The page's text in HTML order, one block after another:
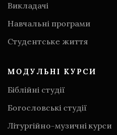
Викладачі
Навчальні програми
Студентське життя
МОДУЛЬНІ КУРСИ
Біблійні студії
Богословські студії
Літургійно-музичні курси